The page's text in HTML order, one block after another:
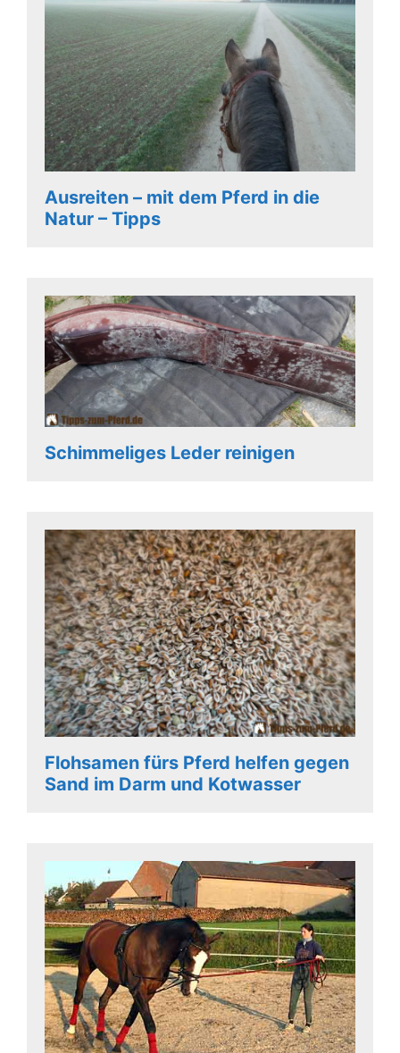
Ausreiten – mit dem Pferd in die
Natur – Tipps
Schimmeliges Leder reinigen
Flohsamen fürs Pferd helfen gegen
Sand im Darm und Kotwasser